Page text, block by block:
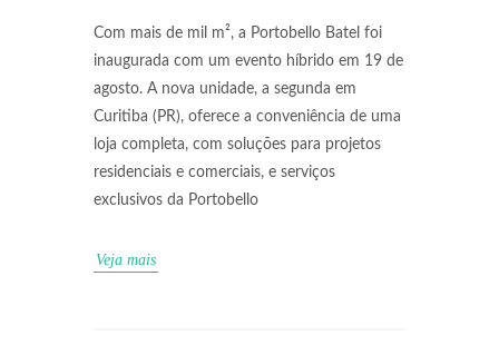
Com mais de mil m², a Portobello Batel foi
inaugurada com um evento híbrido em 19 de
agosto. A nova unidade, a segunda em
Curitiba (PR), oferece a conveniência de uma
loja completa, com soluções para projetos
residenciais e comerciais, e serviços
exclusivos da Portobello
Veja mais